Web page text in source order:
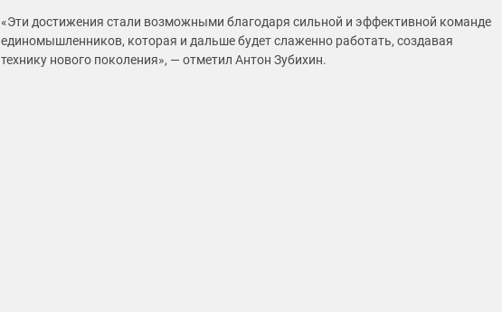
«Эти достижения стали возможными благодаря сильной и эффективной команде
единомышленников, которая и дальше будет слаженно работать, создавая
технику нового поколения», — отметил Антон Зубихин.